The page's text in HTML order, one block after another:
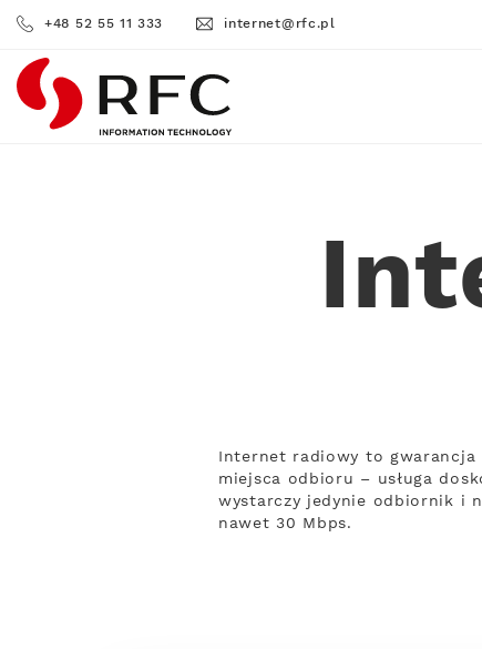
+48 52 55 11 333 internet@rfc.pl
RFC
Internet radiowy to gwarancja
miejsca odbioru – usługa
wystarczy jedynie odbiornik i
nawet 30 Mbps.